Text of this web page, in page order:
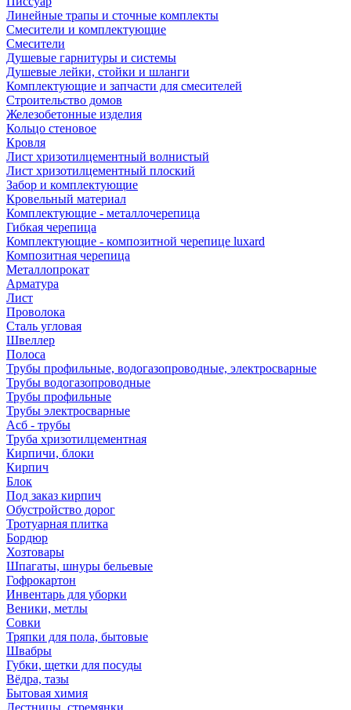
Линейные трапы и сточные комплекты
Смесители и комплектующие
Смесители
Душевые гарнитуры и системы
Душевые лейки, стойки и шланги
Комплектующие и запчасти для смесителей
Строительство домов
Железобетонные изделия
Кольцо стеновое
Кровля
Лист хризотилцементный волнистый
Лист хризотилцементный плоский
Забор и комплектующие
Кровельный материал
Комплектующие - металлочерепица
Гибкая черепица
Комплектующие - композитной черепице luxard
Композитная черепица
Металлопрокат
Арматура
Лист
Проволока
Сталь угловая
Швеллер
Полоса
Трубы профильные, водогазопроводные, электросварные
Трубы водогазопроводные
Трубы профильные
Трубы электросварные
Асб - трубы
Труба хризотилцементная
Кирпичи, блоки
Кирпич
Блок
Под заказ кирпич
Обустройство дорог
Тротуарная плитка
Бордюр
Хозтовары
Шпагаты, шнуры бельевые
Гофрокартон
Инвентарь для уборки
Веники, метлы
Совки
Тряпки для пола, бытовые
Швабры
Губки, щетки для посуды
Вёдра, тазы
Бытовая химия
Лестницы, стремянки